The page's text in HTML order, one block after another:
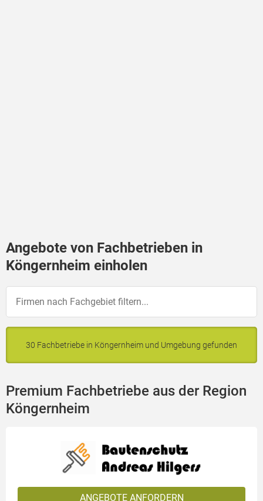
Angebote von Fachbetrieben in
Köngernheim einholen
30 Fachbetriebe in Köngernheim und Umgebung gefunden
Premium Fachbetriebe aus der Region
Köngernheim
ANGEBOTE ANFORDERN